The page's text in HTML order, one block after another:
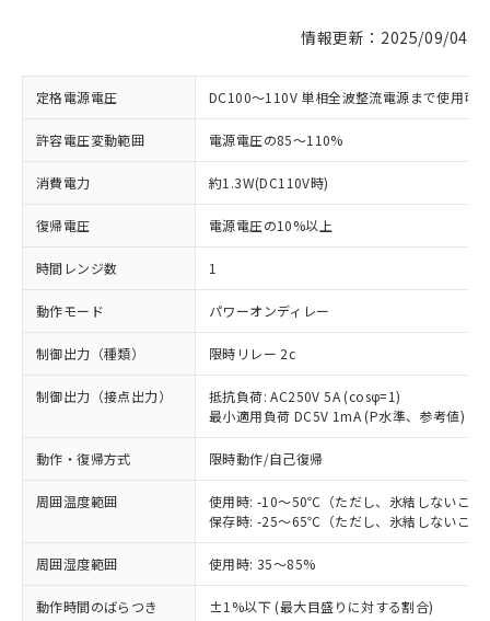
情報更新：2025/09/04
定格電源電圧 DC100～110V 単相全波整流電源まで使用可能
許容電圧変動範囲 電源電圧の85～110%
消費電力 約1.3W(DC110V時)
復帰電圧 電源電圧の10%以上
時間レンジ数 1
動作モード パワーオンディレー
制御出力（種類） 限時リレー 2c
制御出力（接点出力）
抵抗負荷: AC250V 5A (cosφ=1)
最小適用負荷 DC5V 1mA (P水準、参考値)
動作・復帰方式 限時動作/自己復帰
周囲温度範囲
使用時: -10～50℃（ただし、氷結しないこと
保存時: -25～65℃（ただし、氷結しないこと
周囲湿度範囲 使用時: 35～85%
動作時間のばらつき ±1%以下 (最大目盛りに対する割合)